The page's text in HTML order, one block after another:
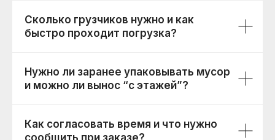
Сколько грузчиков нужно и как
быстро проходит погрузка?
Нужно ли заранее упаковывать мусор
и можно ли вынос “с этажей”?
Как согласовать время и что нужно
сообщить при заказе?